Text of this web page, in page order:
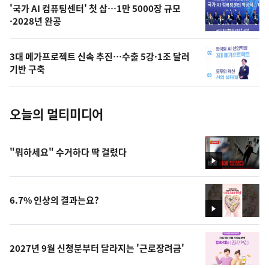
오
늘
의
사
진
'국가 AI 컴퓨팅센터' 첫 삽…1만 5000장 규모
·2028년 완공
3대 메가프로젝트 신속 추진…수출 5강·1조 달러
기반 구축
오늘의 멀티미디어
영
상
"뭐하세요" 수거하다 딱 걸렸다
영
상
6.7% 인상의 결과는요?
2027년 9월 신청분부터 달라지는 '근로장려금'